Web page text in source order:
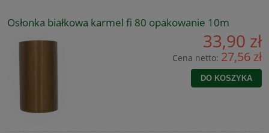
Osłonka białkowa karmel fi 80 opakowanie 10m
33,90 zł
Cena netto: 27,56 zł
DO KOSZYKA